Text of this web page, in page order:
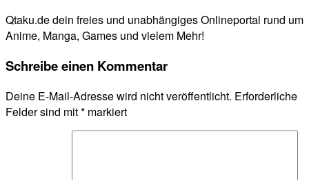
Qtaku.de dein freies und unabhängiges Onlineportal rund um
Anime, Manga, Games und vielem Mehr!
Schreibe einen Kommentar
Deine E-Mail-Adresse wird nicht veröffentlicht. Erforderliche
Felder sind mit* markiert